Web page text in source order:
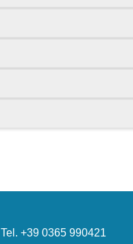
+39 0365 990421